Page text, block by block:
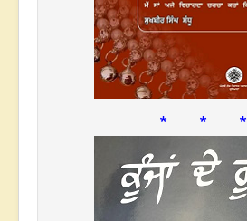
* * *